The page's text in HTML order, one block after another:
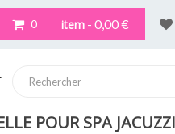
item - 0,00 €
0
POUR SPA JACUZZI